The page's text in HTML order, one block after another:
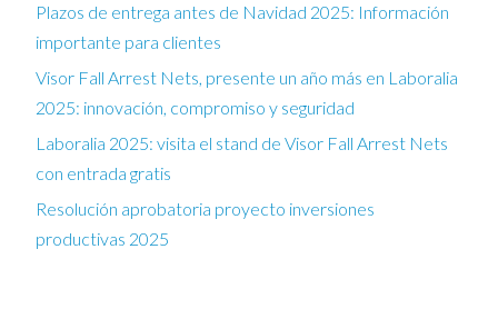
Plazos de entrega antes de Navidad 2025: Información
importante para clientes
Visor Fall Arrest Nets, presente un año más en Laboralia
2025: innovación, compromiso y seguridad
Laboralia 2025: visita el stand de Visor Fall Arrest Nets
con entrada gratis
Resolución aprobatoria proyecto inversiones
productivas 2025